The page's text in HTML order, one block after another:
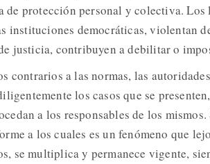
de protección personal y colectiva.
instituciones democráticas, violentan
justicia, contribuyen a debilitar o
contrarios a las normas, las
los casos que se
a los responsables de los
a los cuales es un fenómeno que
se multiplica y permanece vigente,